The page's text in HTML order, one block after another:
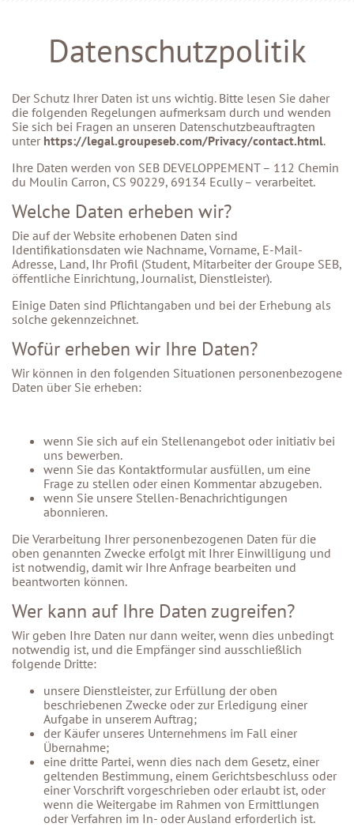
Datenschutzpolitik
Der Schutz Ihrer Daten ist uns wichtig. Bitte lesen Sie daher
die folgenden Regelungen aufmerksam durch und wenden
Sie sich bei Fragen an unseren Datenschutzbeauftragten
unter https://legal.groupeseb.com/Privacy/contact.html.
Ihre Daten werden von SEB DEVELOPPEMENT – 112 Chemin
du Moulin Carron, CS 90229, 69134 Ecully – verarbeitet.
Welche Daten erheben wir?
Die auf der Website erhobenen Daten sind
Identifikationsdaten wie Nachname, Vorname, E-Mail-
Adresse, Land, Ihr Profil (Student, Mitarbeiter der Groupe SEB,
öffentliche Einrichtung, Journalist, Dienstleister).
Einige Daten sind Pflichtangaben und bei der Erhebung als
solche gekennzeichnet.
Wofür erheben wir Ihre Daten?
Wir können in den folgenden Situationen personenbezogene
Daten über Sie erheben:
wenn Sie sich auf ein Stellenangebot oder initiativ bei
uns bewerben.
wenn Sie das Kontaktformular ausfüllen, um eine
Frage zu stellen oder einen Kommentar abzugeben.
wenn Sie unsere Stellen-Benachrichtigungen
abonnieren.
Die Verarbeitung Ihrer personenbezogenen Daten für die
oben genannten Zwecke erfolgt mit Ihrer Einwilligung und
ist notwendig, damit wir Ihre Anfrage bearbeiten und
beantworten können.
Wer kann auf Ihre Daten zugreifen?
Wir geben Ihre Daten nur dann weiter, wenn dies unbedingt
notwendig ist, und die Empfänger sind ausschließlich
folgende Dritte:
unsere Dienstleister, zur Erfüllung der oben
beschriebenen Zwecke oder zur Erledigung einer
Aufgabe in unserem Auftrag;
der Käufer unseres Unternehmens im Fall einer
Übernahme;
eine dritte Partei, wenn dies nach dem Gesetz, einer
geltenden Bestimmung, einem Gerichtsbeschluss oder
einer Vorschrift vorgeschrieben oder erlaubt ist, oder
wenn die Weitergabe im Rahmen von Ermittlungen
oder Verfahren im In- oder Ausland erforderlich ist.